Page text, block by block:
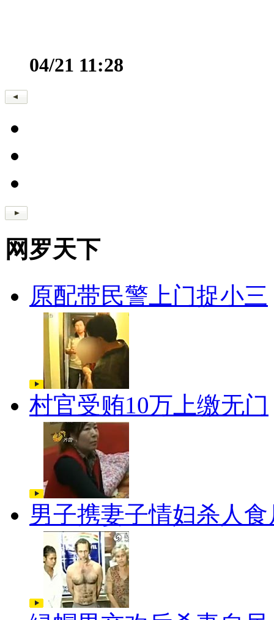
04/21 11:28
网罗天下
原配带民警上门捉小三
村官受贿10万上缴无门
男子携妻子情妇杀人食